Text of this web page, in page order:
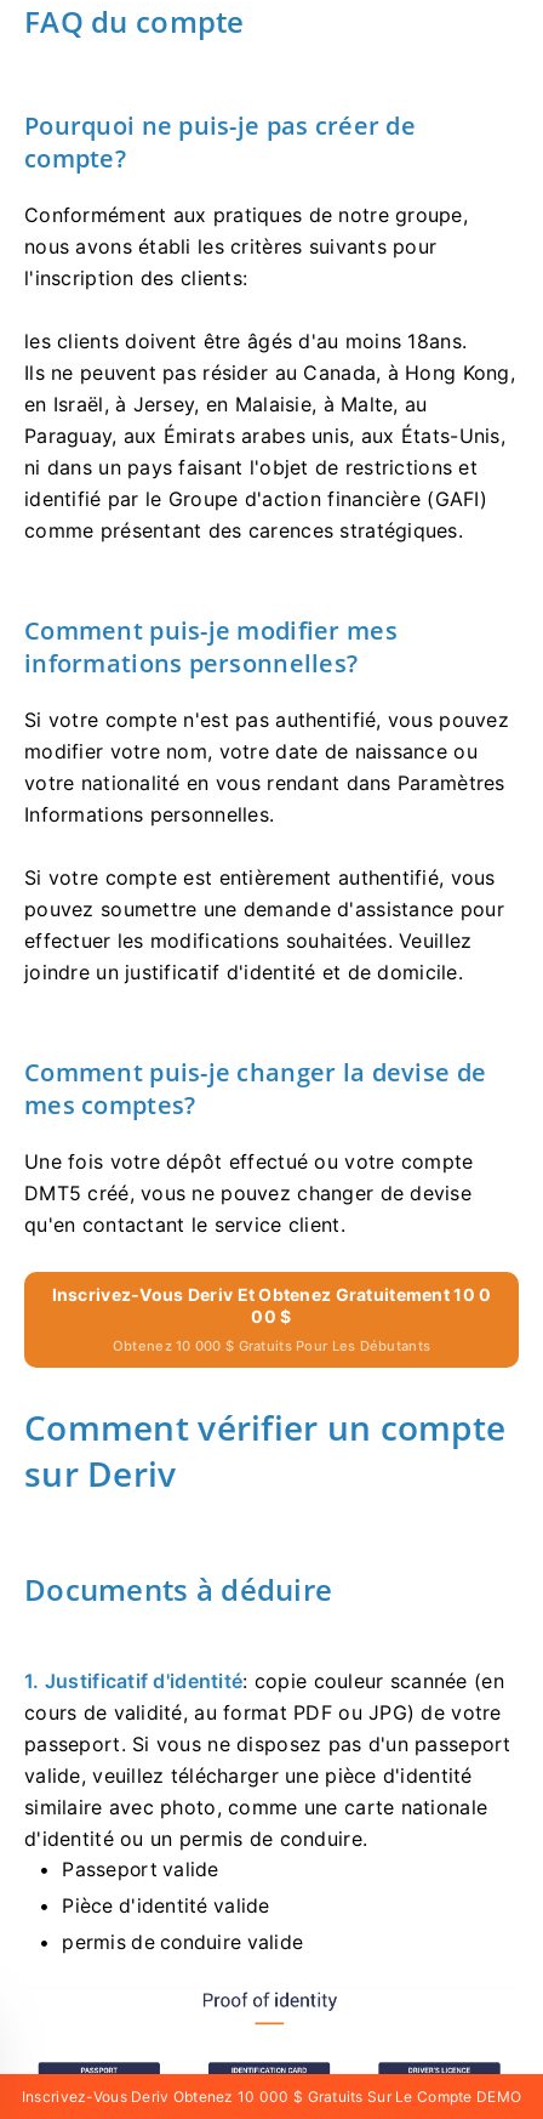
FAQ du compte
Pourquoi ne puis-je pas créer de
compte?
Conformément aux pratiques de notre groupe,
nous avons établi les critères suivants pour
l'inscription des clients:
les clients doivent être âgés d'au moins 18ans.
Ils ne peuvent pas résider au Canada, à Hong Kong,
en Israël, à Jersey, en Malaisie, à Malte, au
Paraguay, aux Émirats arabes unis, aux États-Unis,
ni dans un pays faisant l'objet de restrictions et
identifié par le Groupe d'action financière (GAFI)
comme présentant des carences stratégiques.
Comment puis-je modifier mes
informations personnelles?
Si votre compte n'est pas authentifié, vous pouvez
modifier votre nom, votre date de naissance ou
votre nationalité en vous rendant dans Paramètres
Informations personnelles.
Si votre compte est entièrement authentifié, vous
pouvez soumettre une demande d'assistance pour
effectuer les modifications souhaitées. Veuillez
joindre un justificatif d'identité et de domicile.
Comment puis-je changer la devise de
mes comptes?
Une fois votre dépôt effectué ou votre compte
DMT5 créé, vous ne pouvez changer de devise
qu'en contactant le service client.
Inscrivez-Vous Deriv Et Obtenez Gratuitement 10 0
00 $
Obtenez 10 000 $ Gratuits Pour Les Débutants
Comment vérifier un compte
sur Deriv
Documents à déduire
1. Justificatif d'identité: copie couleur scannée (en
cours de validité, au format PDF ou JPG) de votre
passeport. Si vous ne disposez pas d'un passeport
valide, veuillez télécharger une pièce d'identité
similaire avec photo, comme une carte nationale
d'identité ou un permis de conduire.
Passeport valide
Pièce d'identité valide
permis de conduire valide
Inscrivez-Vous Deriv Obtenez 10 000 $ Gratuits Sur Le Compte DEMO